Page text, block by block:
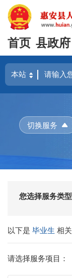
首页 县政府
切换服务
您选择服务类型
以下是毕业生相
请选择服务项目：